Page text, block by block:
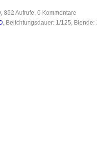
892 Aufrufe, 0 Kommentare
, Belichtungsdauer: 1/125, Blende: